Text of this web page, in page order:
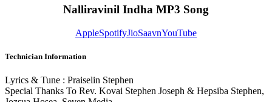
Nalliravinil Indha MP3 Song
AppleSpotifyJioSaavnYouTube
Technician Information
Lyrics & Tune : Praiselin Stephen
Special Thanks To Rev. Kovai Stephen Joseph & Hepsiba Stephen,